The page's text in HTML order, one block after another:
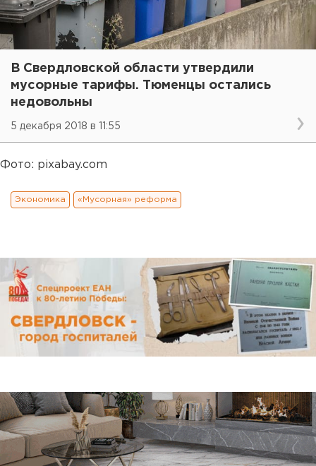
В Свердловской области утвердили
мусорные тарифы. Тюменцы остались
недовольны
5 декабря 2018 в 11:55
Фото: pixabay.com
Экономика «Мусорная» реформа